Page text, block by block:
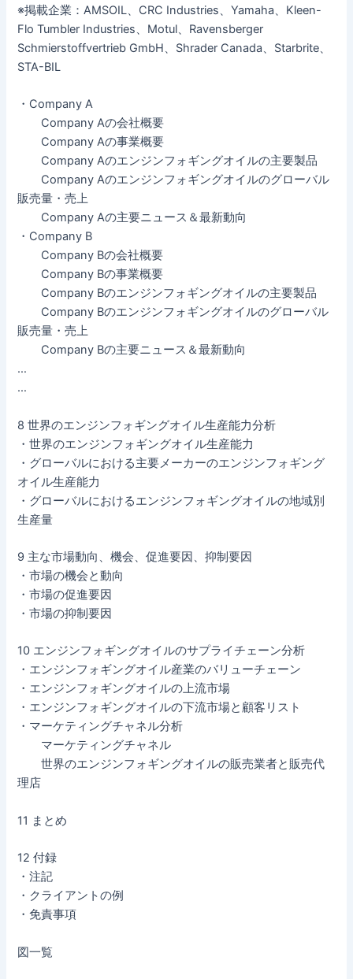
※掲載企業：AMSOIL、CRC Industries、Yamaha、Kleen-
Flo Tumbler Industries、Motul、Ravensberger
Schmierstoffvertrieb GmbH、Shrader Canada、Starbrite、
STA-BIL
・Company A
Company Aの会社概要
Company Aの事業概要
Company Aのエンジンフォギングオイルの主要製品
Company Aのエンジンフォギングオイルのグローバル
販売量・売上
Company Aの主要ニュース＆最新動向
・Company B
Company Bの会社概要
Company Bの事業概要
Company Bのエンジンフォギングオイルの主要製品
Company Bのエンジンフォギングオイルのグローバル
販売量・売上
Company Bの主要ニュース＆最新動向
…
…
8 世界のエンジンフォギングオイル生産能力分析
・世界のエンジンフォギングオイル生産能力
・グローバルにおける主要メーカーのエンジンフォギング
オイル生産能力
・グローバルにおけるエンジンフォギングオイルの地域別
生産量
9 主な市場動向、機会、促進要因、抑制要因
・市場の機会と動向
・市場の促進要因
・市場の抑制要因
10 エンジンフォギングオイルのサプライチェーン分析
・エンジンフォギングオイル産業のバリューチェーン
・エンジンフォギングオイルの上流市場
・エンジンフォギングオイルの下流市場と顧客リスト
・マーケティングチャネル分析
マーケティングチャネル
世界のエンジンフォギングオイルの販売業者と販売代
理店
11 まとめ
12 付録
・注記
・クライアントの例
・免責事項
図一覧